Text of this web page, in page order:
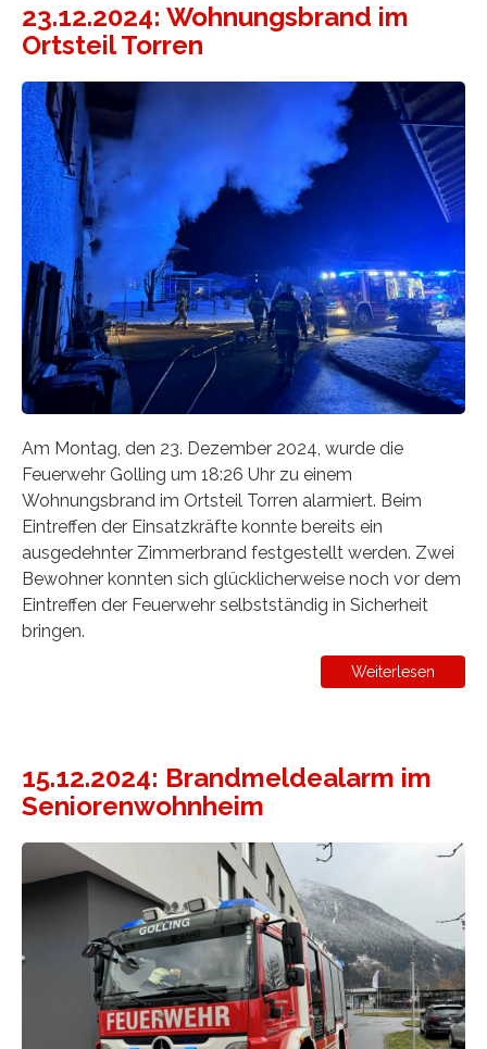
23.12.2024: Wohnungsbrand im
Ortsteil Torren
Am Montag, den 23. Dezember 2024, wurde die
Feuerwehr Golling um 18:26 Uhr zu einem
Wohnungsbrand im Ortsteil Torren alarmiert. Beim
Eintreffen der Einsatzkräfte konnte bereits ein
ausgedehnter Zimmerbrand festgestellt werden. Zwei
Bewohner konnten sich glücklicherweise noch vor dem
Eintreffen der Feuerwehr selbstständig in Sicherheit
bringen.
Weiterlesen
15.12.2024: Brandmeldealarm im
Seniorenwohnheim